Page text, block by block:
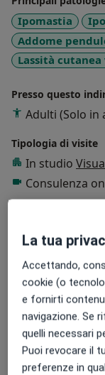
Ipomastia
Addome
Lassità cutanea
Presso questo
Adulti (Solo in
Tipologia di visite
In studio
Consulenza
Visualizza
La tua
Accettando,
cookie (o
e fornirti
navigazione. Se
quelli necessari
Puoi revocare il
preferenze in